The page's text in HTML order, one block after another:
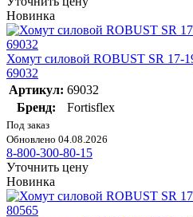
Новинка
Хомут силовой ROBUST SR 17-
69032
Артикул: 69032
Бренд:
Fortisflex
Под заказ
Обновлено 04.08.2026
8-800-300-80-15
Уточнить цену
Новинка